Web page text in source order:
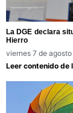
La DGE declara
Hierro
viernes 7 de
Leer contenido de